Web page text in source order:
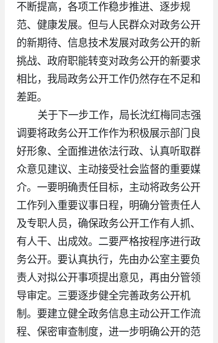
不断提高，各项工作稳步推进、逐步规
范、健康发展。但与人民群众对政务公开
的新期待、信息技术发展对政务公开的新
挑战、政府职能转变对政务公开的新要求
相比，我局政务公开工作仍然存在不足和
差距。
关于下一步工作，局长沈红梅同志强
调要将政务公开工作作为积极展示部门良
好形象、全面推进依法行政、认真听取群
众意见建议、主动接受社会监督的重要媒
介。一要明确责任目标，主动将政务公开
工作列入重要议事日程，明确分管责任人
及专职人员，确保政务公开工作有人抓、
有人干、出成效。二要严格按程序进行政
务公开。要认真执行，先由办公室主要负
责人对拟公开事项提出意见，再由分管领
导审定。三要逐步健全完善政务公开机
制。要建立健全政务信息主动公开工作流
程、保密审查制度，进一步明确公开的范